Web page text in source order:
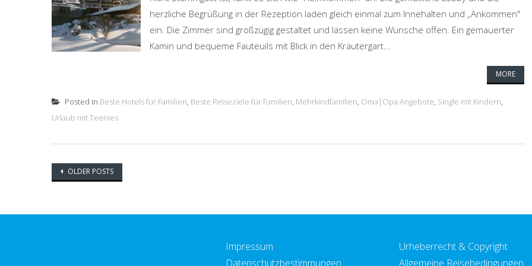
herzliche Begrüßung in der Rezeption laden gleich einmal zum Innehalten und „Ankommen"
ein. Die Zimmer sind großzügig gestaltet und lassen keine Wünsche offen. Ein gemauerter
Kamin und bequeme Fauteuils mit Blick in den Kräutergart...
MORE
Posted in Beste Hotels für Familien, Beste Reiseziele für Familien, Mehrkindfamilien, Oma|Opa Angebote, Single mit Kindern,
Urlaub mit Teenies
Posts
OLDER POSTS
Impressum
Datenschutzbestimmungen
Urheberrecht & Copyright
Allgemeine Reisebedingungen